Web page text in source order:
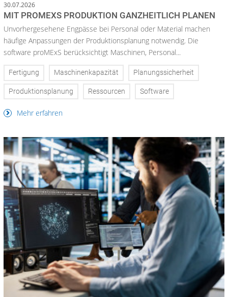
30.07.2026
MIT PROMEXS PRODUKTION GANZHEITLICH PLANEN
Unvorhergesehene Engpässe bei Personal oder Material machen
häufige Anpassungen der Produktionsplanung notwendig. Die
software proMExS berücksichtigt Maschinen, Personal...
Fertigung Maschinenkapazität Planungssicherheit
Produktionsplanung Ressourcen Software
Mehr erfahren